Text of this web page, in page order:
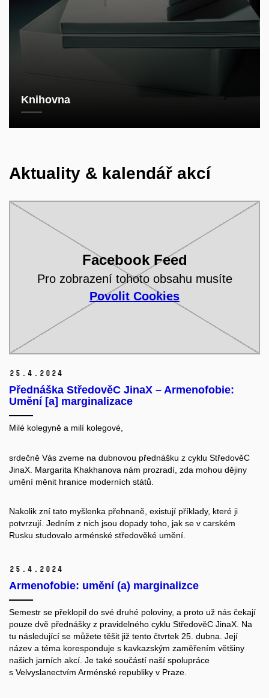
Knihovna
Aktuality & kalendář akcí
Facebook Feed
Pro zobrazení tohoto obsahu musíte
Povolit Cookies
25. 4. 2024
Přednáška StředověC JinaX – Armenofobie:
Umění [a] marginalizace
Milé kolegyně a milí kolegové,
srdečně Vás zveme na dubnovou přednášku z cyklu StředověC
JinaX. Margarita Khakhanova nám prozradí, zda mohou dějiny
umění měnit hranice moderních států.
Nakolik zní tato myšlenka přehnaně, existují příklady, které ji
potvrzují. Jedním z nich jsou dopady toho, jak se v carském
Rusku studovalo arménské středověké umění.
25. 4. 2024
Armenofobie: umění (a) marginalizce
Semestr se překlopil do své druhé poloviny, a proto už nás čekají
pouze dvě přednášky z pravidelného cyklu StředověC JinaX . Na
tu následující se můžete těšit již tento čtvrtek 25. dubna . Její
název a téma koresponduje s kavkazským zaměřením většiny
našich jarních akcí. Je také součástí naší spolupráce
s Velvyslanectvím Arménské republiky v Praze.